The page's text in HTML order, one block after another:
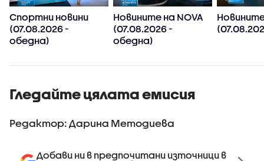
Спортни новини
(07.08.2026 -
обедна)
Новините на NOVA
(07.08.2026 -
обедна)
Гледайте цялата емисия
Редактор: Дарина Методиева
Добави ни в предпочитани източници в